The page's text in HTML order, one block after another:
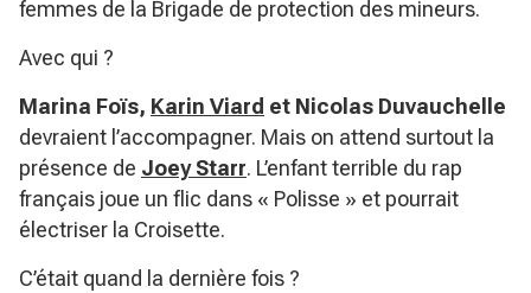
femmes de la Brigade de protection des mineurs.
Avec qui ?
Marina Foïs, Karin Viard et Nicolas Duvauchelle
devraient l’accompagner. Mais on attend surtout la
présence de Joey Starr. L’enfant terrible du rap
français joue un flic dans « Polisse » et pourrait
électriser la Croisette.
C’était quand la dernière fois ?